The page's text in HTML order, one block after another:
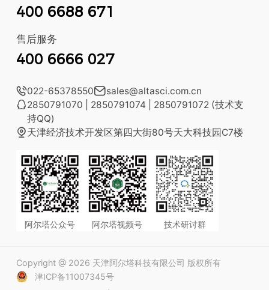
400 6688 671
售后服务
400 6666 027
022-65378550sales@altasci.com.cn
2850791070 | 2850791074 | 2850791072 (技术支
持QQ)
天津经济技术开发区第四大街80号天大科技园C7楼
阿尔塔公众号 阿尔塔视频号 技术研讨群
Copyright @ 2026 天津阿尔塔科技有限公司 版权所有
津ICP备11007345号